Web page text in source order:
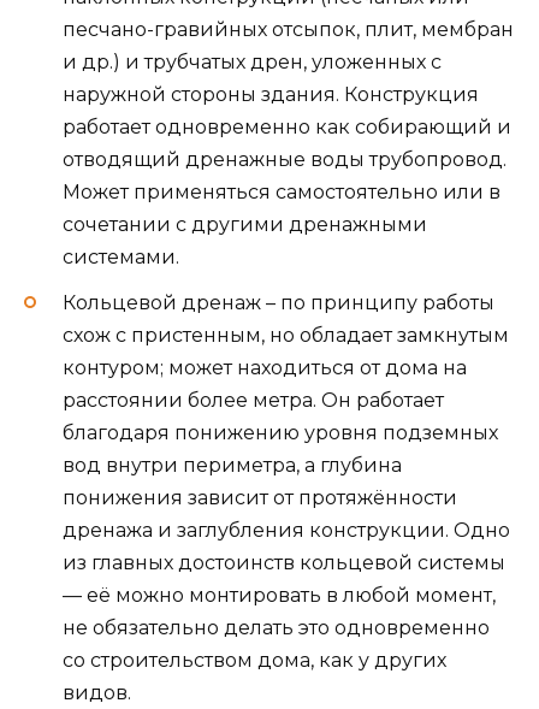
песчано-гравийных отсыпок, плит, мембран
и др.) и трубчатых дрен, уложенных с
наружной стороны здания. Конструкция
работает одновременно как собирающий и
отводящий дренажные воды трубопровод.
Может применяться самостоятельно или в
сочетании с другими дренажными
системами.
Кольцевой дренаж – по принципу работы
схож с пристенным, но обладает замкнутым
контуром; может находиться от дома на
расстоянии более метра. Он работает
благодаря понижению уровня подземных
вод внутри периметра, а глубина
понижения зависит от протяжённости
дренажа и заглубления конструкции. Одно
из главных достоинств кольцевой системы
— её можно монтировать в любой момент,
не обязательно делать это одновременно
со строительством дома, как у других
видов.